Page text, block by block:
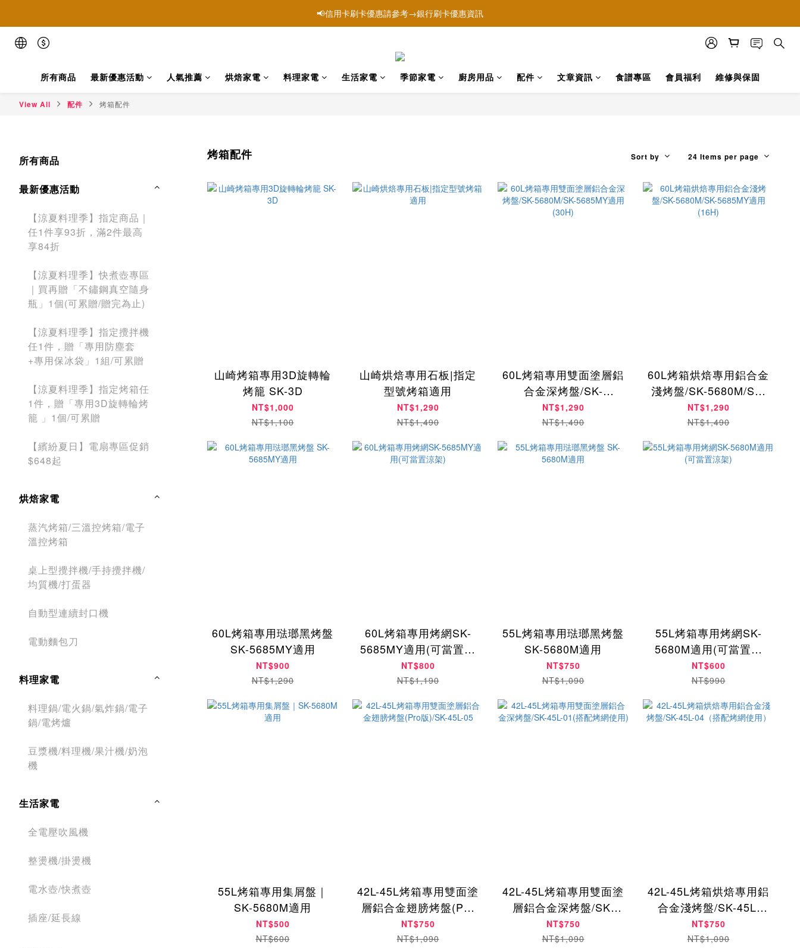
📢本網站為【山崎家電官方購物網】屬於品牌「YAMASAKI 山崎家電」唯一官方購物網站
📢本網站為【山崎家電官方購物網】屬於品牌「YAMASAKI 山崎家電」唯一官方購物網站
所有商品 最新優惠活動 人氣推薦 烘焙家電 料理家電 生活家電 季節家電 廚房用品 配件 文章資訊 食譜專區 會員福利 維修與保固
View All 配件 烤箱配件
所有商品
最新優惠活動
【涼夏料理季】指定商品｜
任1件享93折，滿2件最高
享84折
【涼夏料理季】快煮壺專區
｜買再贈「不鏽鋼真空隨身
瓶」1個(可累贈/贈完為止)
【涼夏料理季】指定攪拌機
任1件，贈「專用防塵套
+專用保冰袋」1組/可累贈
【涼夏料理季】指定烤箱任
1件，贈「專用3D旋轉輪烤
籠 」1個/可累贈
【繽紛夏日】電扇專區促銷
$648起
烘焙家電
蒸汽烤箱/三溫控烤箱/電子
溫控烤箱
桌上型攪拌機/手持攪拌機/
均質機/打蛋器
自動型連續封口機
電動麵包刀
料理家電
料理鍋/電火鍋/氣炸鍋/電子
鍋/電烤爐
豆漿機/料理機/果汁機/奶泡
機
生活家電
全電壓吹風機
整燙機/掛燙機
電水壺/快煮壺
插座/延長線
烤箱配件 Sort by 24 Items per page
山崎烤箱專用3D旋轉輪
烤籠 SK-3D
NT$1,000
NT$1,100
山崎烘焙專用石板|指定
型號烤箱適用
NT$1,290
NT$1,490
60L烤箱專用雙面塗層鋁
合金深烤盤/SK-
5680M/SK-5685MY適
用(30H)
NT$1,290
NT$1,490
60L烤箱烘焙專用鋁合金
淺烤盤/SK-5680M/SK-
5685MY適用(16H)
NT$1,290
NT$1,490
60L烤箱專用琺瑯黑烤盤
SK-5685MY適用
NT$900
NT$1,290
60L烤箱專用烤網SK-
5685MY適用(可當置涼
架)
NT$800
NT$1,190
55L烤箱專用琺瑯黑烤盤
SK-5680M適用
NT$750
NT$1,090
55L烤箱專用烤網SK-
5680M適用(可當置涼
架)
NT$600
NT$990
55L烤箱專用集屑盤｜
SK-5680M適用
NT$500
NT$600
42L-45L烤箱專用雙面塗
層鋁合金翅膀烤盤(Pro
版)/SK-45L-05
NT$750
NT$1,090
42L-45L烤箱專用雙面塗
層鋁合金深烤盤/SK-
45L-01(搭配烤網使用)
NT$750
NT$1,090
42L-45L烤箱烘焙專用鋁
合金淺烤盤/SK-45L-
04（搭配烤網使用）
NT$750
NT$1,090